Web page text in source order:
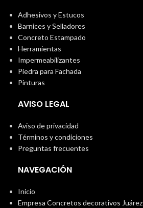
Adhesivos y Estucos
Barnices y Selladores
Concreto Estampado
Herramientas
Impermeabilizantes
Piedra para Fachada
Pinturas
AVISO LEGAL
Aviso de privacidad
Términos y condiciones
Preguntas frecuentes
NAVEGACIÓN
Inicio
Empresa Concretos decorativos Juárez